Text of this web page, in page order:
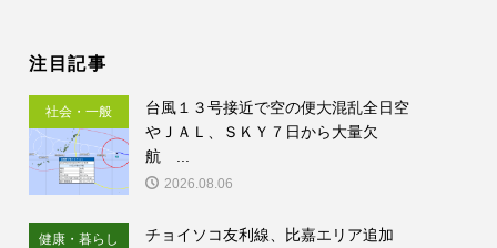
注目記事
社会・一般
台風１３号接近で空の便大混乱全日空
やＪＡＬ、ＳＫＹ７日から大量欠
航 ...
2026.08.06
健康・暮らし
チョイソコ友利線、比嘉エリア追加